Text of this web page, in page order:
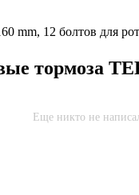
mm, 12 болтов для
тормоза
Еще никто не